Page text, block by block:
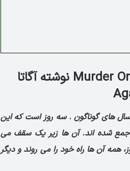
قتل در قطار سریع السیر Murder On Orient Express نوشته آگاتا
های گوناگون . سه روز است که این
جمع شده اند. آن ها زیر یک سقف می
همه آن ها راه خود را می روند و دیگر